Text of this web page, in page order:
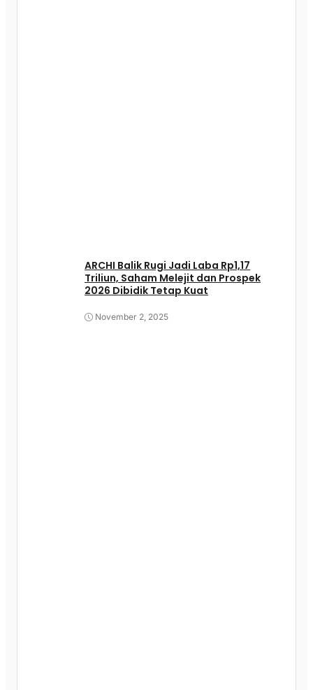
ARCHI Balik Rugi Jadi Laba Rp1,17
Triliun, Saham Melejit dan Prospek
2026 Dibidik Tetap Kuat
November 2, 2025